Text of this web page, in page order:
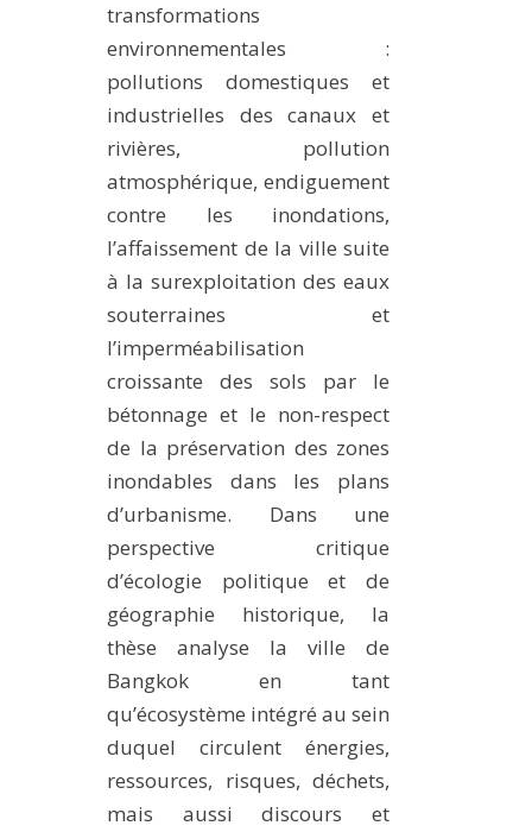
transformations
environnementales :
pollutions domestiques et
industrielles des canaux et
rivières, pollution
atmosphérique, endiguement
contre les inondations,
l’affaissement de la ville suite
à la surexploitation des eaux
souterraines et
l’imperméabilisation
croissante des sols par le
bétonnage et le non-respect
de la préservation des zones
inondables dans les plans
d’urbanisme. Dans une
perspective critique
d’écologie politique et de
géographie historique, la
thèse analyse la ville de
Bangkok en tant
qu’écosystème intégré au sein
duquel circulent énergies,
ressources, risques, déchets,
mais aussi discours et